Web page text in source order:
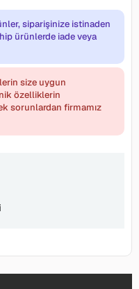
siparişinize istinaden
ürünlerde iade veya
size uygun
özelliklerin
sorunlardan firmamız